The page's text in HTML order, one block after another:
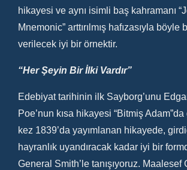
hikayesi ve aynı isimli baş kahramanı
Mnemonic” arttırılmış hafızasıyla böyle
verilecek iyi bir örnektir.
“Her Şeyin Bir İlki Vardır”
Edebiyat tarihinin ilk Sayborg’unu
Poe’nun kısa hikayesi “Bitmiş
kez 1839’da yayımlanan hikayede,
hayranlık uyandıracak kadar iyi bir
General Smith’le tanışıyoruz. Maalesef